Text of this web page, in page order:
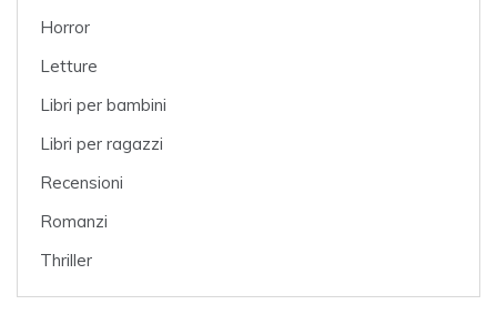
Horror
Letture
Libri per bambini
Libri per ragazzi
Recensioni
Romanzi
Thriller